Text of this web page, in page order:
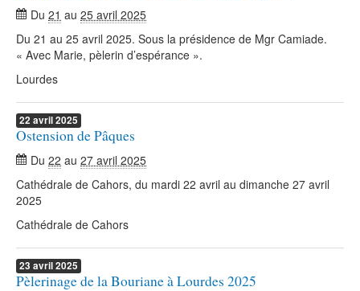
Du 21 au 25 avril 2025
Du 21 au 25 avril 2025. Sous la présidence de Mgr Camiade.
« Avec Marie, pèlerin d’espérance ».
Lourdes
22 avril2025
Ostension de Pâques
Du 22 au 27 avril 2025
Cathédrale de Cahors, du mardi 22 avril au dimanche 27 avril
2025
Cathédrale de Cahors
23 avril2025
Pèlerinage de la Bouriane à Lourdes 2025